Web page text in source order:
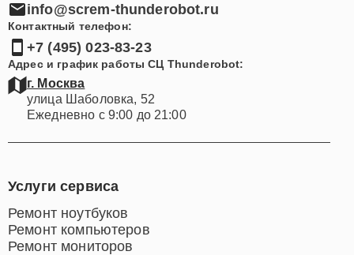
info@screm-thunderobot.ru
Контактный телефон:
+7 (495) 023-83-23
Адрес и график работы СЦ Thunderobot:
г. Москва
улица Шаболовка, 52
Ежедневно с 9:00 до 21:00
Услуги сервиса
Ремонт ноутбуков
Ремонт компьютеров
Ремонт мониторов